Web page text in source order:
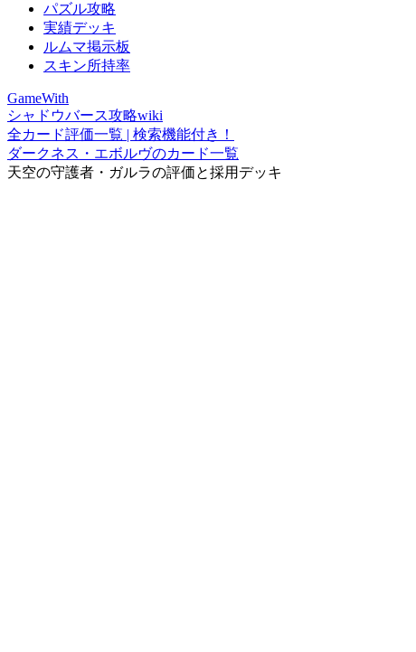
パズル攻略
実績デッキ
ルムマ掲示板
スキン所持率
GameWith
シャドウバース攻略wiki
全カード評価一覧 | 検索機能付き！
ダークネス・エボルヴのカード一覧
天空の守護者・ガルラの評価と採用デッキ